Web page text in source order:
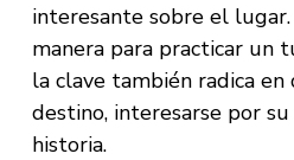
interesante sobre el
manera para practicar un
la clave también radica
destino, interesarse por
historia.